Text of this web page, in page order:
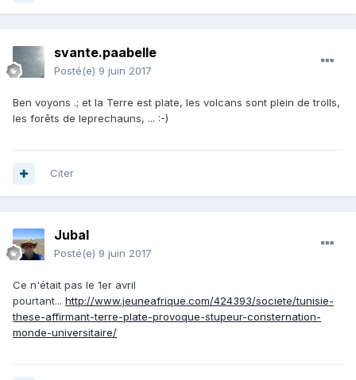
svante.paabelle
Posté(e) 9 juin 2017
Ben voyons .; et la Terre est plate, les volcans sont plein de trolls,
les forêts de leprechauns, ... :-)
Citer
Jubal
Posté(e) 9 juin 2017
Ce n'était pas le 1er avril
pourtant... http://www.jeuneafrique.com/424393/societe/tunisie-
these-affirmant-terre-plate-provoque-stupeur-consternation-
monde-universitaire/